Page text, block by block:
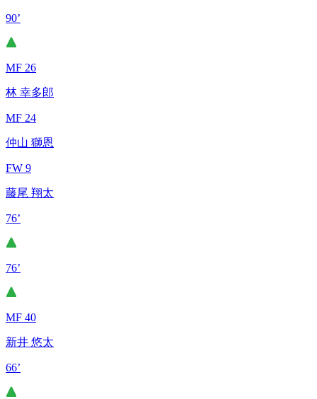
90’
MF 26
林 幸多郎
MF 24
仲山 獅恩
FW 9
藤尾 翔太
76’
76’
MF 40
新井 悠太
66’